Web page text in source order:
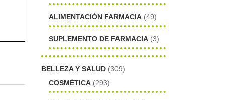
ALIMENTACIÓN FARMACIA (49)
SUPLEMENTO DE FARMACIA (3)
BELLEZA Y SALUD (309)
COSMÉTICA (293)